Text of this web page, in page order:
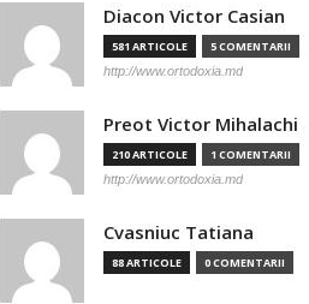
Diacon Victor Casian
581 ARTICOLE 5 COMENTARII
http://www.ortodoxia.md
Preot Victor Mihalachi
210 ARTICOLE 1 COMENTARII
http://www.ortodoxia.md
Cvasniuc Tatiana
88 ARTICOLE 0 COMENTARII